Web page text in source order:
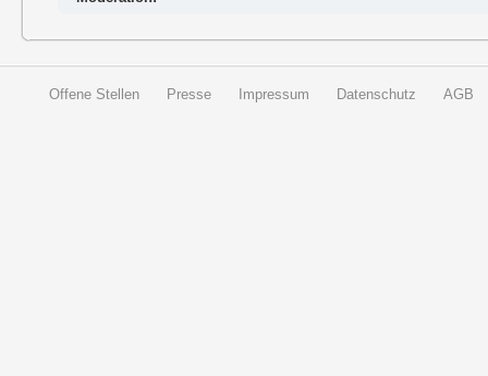
Offene Stellen Presse Impressum Datenschutz AGB